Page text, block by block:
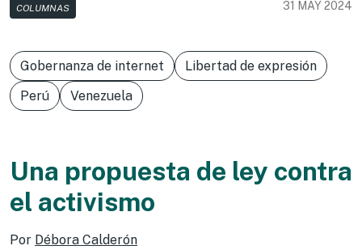
COLUMNAS 31 MAY 2024
Gobernanza de internet
Libertad de expresión
Perú
Venezuela
Una propuesta de ley contra
el activismo
Por Débora Calderón